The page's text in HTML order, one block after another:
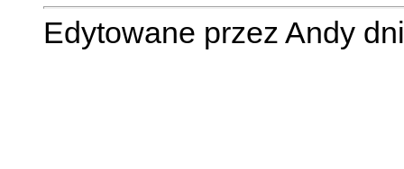
Edytowane przez Andy